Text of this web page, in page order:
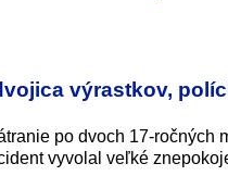
výrastkov,
po dvoch 17-ročných
vyvolal veľké